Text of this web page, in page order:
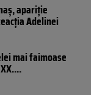
apariție
Adelinei
mai faimoase